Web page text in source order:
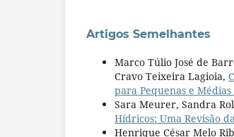
Artigos Semelhantes
Marco Túlio José de
Cravo Teixeira Lagioia,
para Pequenas e Médias
Sara Meurer, Sandra
Hídricos: Uma Revisão
Henrique César Melo